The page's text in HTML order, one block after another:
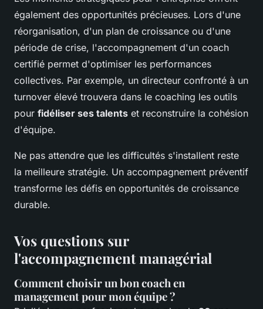
également des opportunités précieuses. Lors d'une
réorganisation, d'un plan de croissance ou d'une
période de crise, l'accompagnement d'un coach
certifié permet d'optimiser les performances
collectives. Par exemple, un directeur confronté à un
turnover élevé trouvera dans le coaching les outils
pour fidéliser ses talents et reconstruire la cohésion
d'équipe.
Ne pas attendre que les difficultés s'installent reste
la meilleure stratégie. Un accompagnement préventif
transforme les défis en opportunités de croissance
durable.
Vos questions sur
l'accompagnement managérial
Comment choisir un bon coach en
management pour mon équipe ?